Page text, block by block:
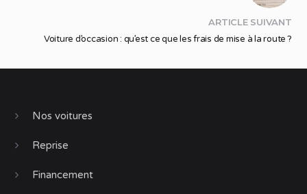
ARTICLE SUIVANT
Voiture d’occasion : qu’est ce que les frais de mise à la route ?
Nos voitures
Reprise
Financement